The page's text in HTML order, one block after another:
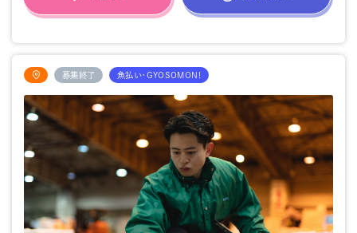
募集終了 魚払い・GYOSOMON!